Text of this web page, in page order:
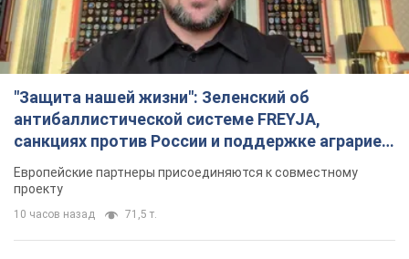
"Защита нашей жизни": Зеленский об
антибаллистической системе FREYJA,
санкциях против России и поддержке аграриев.
Видео
Европейские партнеры присоединяются к совместному
проекту
10 часов назад 71,5 т.